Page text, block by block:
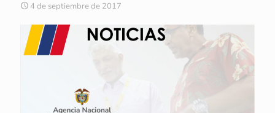
4 de septiembre de 2017